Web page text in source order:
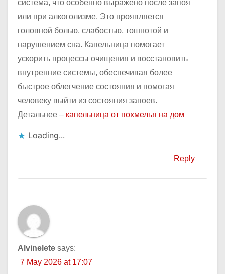
система, что особенно выражено после запоя
или при алкоголизме. Это проявляется
головной болью, слабостью, тошнотой и
нарушением сна. Капельница помогает
ускорить процессы очищения и восстановить
внутренние системы, обеспечивая более
быстрое облегчение состояния и помогая
человеку выйти из состояния запоев.
Детальнее – капельница от похмелья на дом
Loading...
Reply
Alvinelete says:
7 May 2026 at 17:07